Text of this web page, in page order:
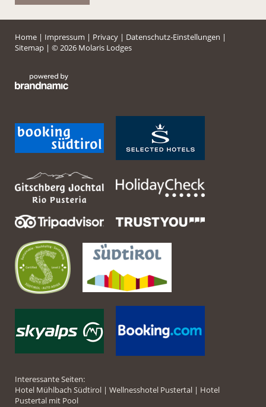
Home | Impressum | Privacy | Datenschutz-Einstellungen |
Sitemap | © 2026 Molaris Lodges
Interessante Seiten:
Hotel Mühlbach Südtirol | Wellnesshotel Pustertal | Hotel
Pustertal mit Pool